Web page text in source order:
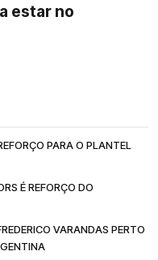
estar no
PARA O PLANTEL
É REFORÇO DO
VARANDAS PERTO